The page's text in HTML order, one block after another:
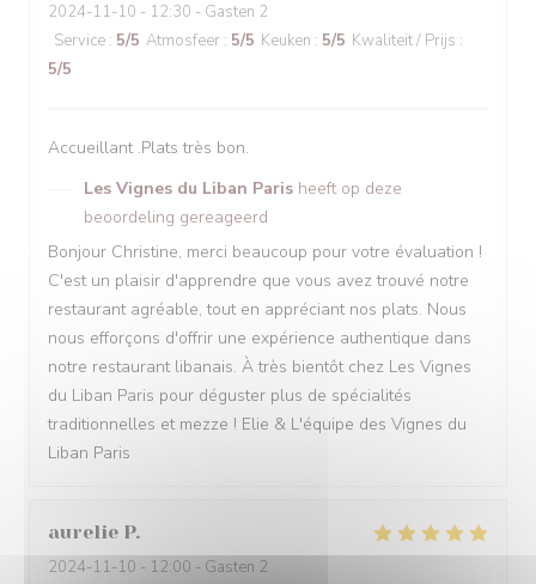
2024-11-10 - 12:30 - Gasten 2
Service : 5/5 Atmosfeer : 5/5 Keuken : 5/5 Kwaliteit / Prijs :
5/5
Accueillant .Plats très bon.
Les Vignes du Liban Paris heeft op deze
beoordeling gereageerd
Bonjour Christine, merci beaucoup pour votre évaluation !
C'est un plaisir d'apprendre que vous avez trouvé notre
restaurant agréable, tout en appréciant nos plats. Nous
nous efforçons d'offrir une expérience authentique dans
notre restaurant libanais. À très bientôt chez Les Vignes
du Liban Paris pour déguster plus de spécialités
traditionnelles et mezze ! Elie & L'équipe des Vignes du
Liban Paris
aurelie P
2024-11-10 - 12:00 - Gasten 2